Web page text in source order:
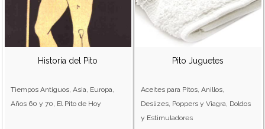
Historia del Pito
Tiempos Antiguos, Asia, Europa,
Años 60 y 70, El Pito de Hoy
Pito Juguetes
Aceites para Pitos, Anillos,
Deslizes, Poppers y Viagra, Doldos
y Estimuladores